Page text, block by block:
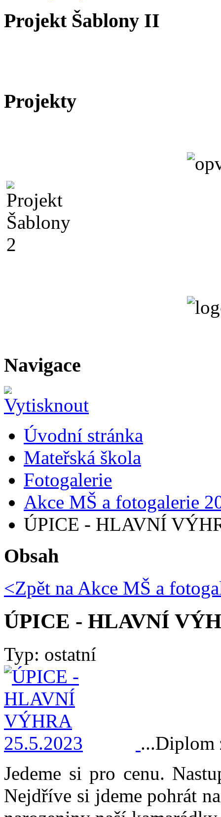
Projekt Šablony II
Projekty
Navigace
Úvodní stránka
Mateřská škola
Fotogalerie
Akce MŠ a fotogalerie
ÚPICE - HLAVNÍ
Obsah
<Zpět na Akce MŠ a
ÚPICE - HLAVNÍ
Typ: ostatní
...Diplom
Jedeme si pro cenu.
Nejdříve si jdeme pohrát